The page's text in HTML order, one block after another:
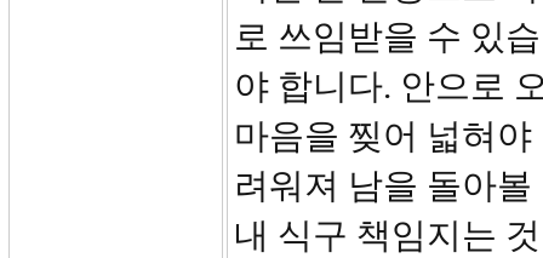
로 쓰임받을 수 있
야 합니다. 안으로
마음을 찢어 넓혀
려워져 남을 돌아
내 식구 책임지는